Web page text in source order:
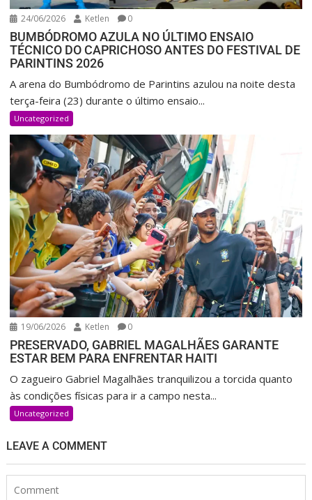
24/06/2026 Ketlen 0
BUMBÓDROMO AZULA NO ÚLTIMO ENSAIO
TÉCNICO DO CAPRICHOSO ANTES DO FESTIVAL DE
PARINTINS 2026
A arena do Bumbódromo de Parintins azulou na noite desta
terça-feira (23) durante o último ensaio...
Uncategorized
19/06/2026 Ketlen 0
PRESERVADO, GABRIEL MAGALHÃES GARANTE
ESTAR BEM PARA ENFRENTAR HAITI
O zagueiro Gabriel Magalhães tranquilizou a torcida quanto
às condições físicas para ir a campo nesta...
Uncategorized
LEAVE A COMMENT